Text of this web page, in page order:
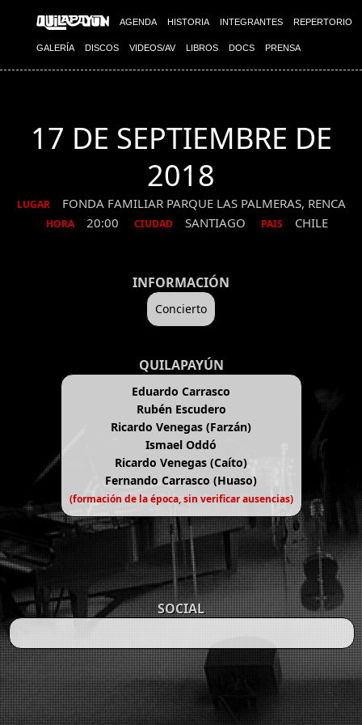
AGENDA HISTORIA INTEGRANTES REPERTORIO
GALERÍA DISCOS VIDEOS/AV LIBROS DOCS PRENSA
17 DE SEPTIEMBRE DE
2018
LUGAR FONDA FAMILIAR PARQUE LAS PALMERAS, RENCA
HORA 20:00 CIUDAD SANTIAGO PAIS CHILE
INFORMACIÓN
Concierto
QUILAPAYÚN
Eduardo Carrasco
Rubén Escudero
Ricardo Venegas (Farzán)
Ismael Oddó
Ricardo Venegas (Caíto)
Fernando Carrasco (Huaso)
(formación de la época, sin verificar ausencias)
SOCIAL